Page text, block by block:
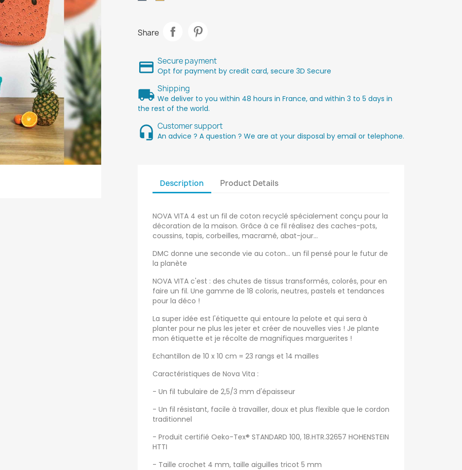
Share
Secure payment
Opt for payment by credit card, secure 3D Secure
Shipping
We deliver to you within 48 hours in France, and within 3 to 5 days in
the rest of the world.
Customer support
An advice ? A question ? We are at your disposal by email or telephone.
Description Product Details
NOVA VITA 4 est un fil de coton recyclé spécialement conçu pour la
décoration de la maison. Grâce à ce fil réalisez des caches-pots,
coussins, tapis, corbeilles, macramé, abat-jour...
DMC donne une seconde vie au coton... un fil pensé pour le futur de
la planète
NOVA VITA c'est : des chutes de tissus transformés, colorés, pour en
faire un fil. Une gamme de 18 coloris, neutres, pastels et tendances
pour la déco !
La super idée est l'étiquette qui entoure la pelote et qui sera à
planter pour ne plus les jeter et créer de nouvelles vies ! Je plante
mon étiquette et je récolte de magnifiques marguerites !
Echantillon de 10 x 10 cm = 23 rangs et 14 mailles
Caractéristiques de Nova Vita :
- Un fil tubulaire de 2,5/3 mm d'épaisseur
- Un fil résistant, facile à travailler, doux et plus flexible que le cordon
traditionnel
- Produit certifié Oeko-Tex® STANDARD 100, 18.HTR.32657 HOHENSTEIN
HTTI
- Taille crochet 4 mm, taille aiguilles tricot 5 mm